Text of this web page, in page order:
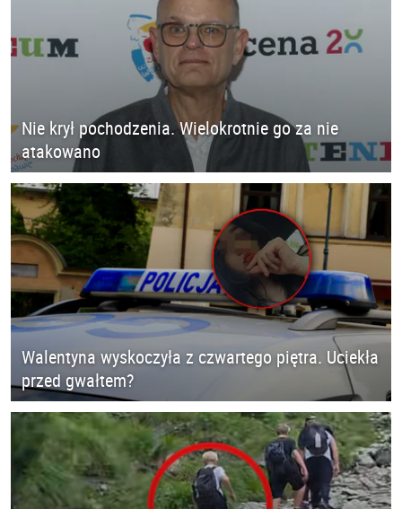
Nie krył pochodzenia. Wielokrotnie go za nie
atakowano
Walentyna wyskoczyła z czwartego piętra. Uciekła
przed gwałtem?